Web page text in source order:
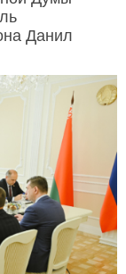
Данил